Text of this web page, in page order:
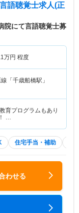
語聴覚士求人(正
院にて言語聴覚士募
万円 程度
「千歳船橋駅」
育プログラムもあり
…
住宅手当・補助
わせる